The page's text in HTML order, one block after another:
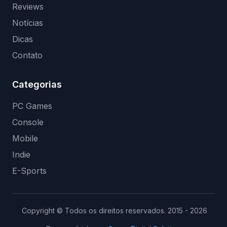
Reviews
Notícias
Dicas
Contato
Categorias
PC Games
Console
Mobile
Indie
E-Sports
Copyright © Todos os direitos reservados. 2015 - 2026